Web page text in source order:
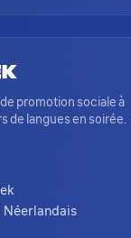
promotion sociale à
de langues en soirée.
Néerlandais